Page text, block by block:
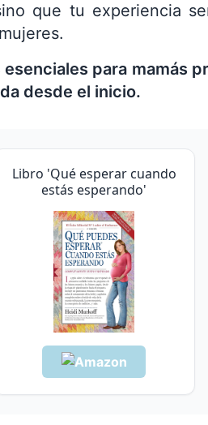
que tu experiencia
para mamás
desde el inicio.
Libro 'Qué esperar cuando
estás esperando'